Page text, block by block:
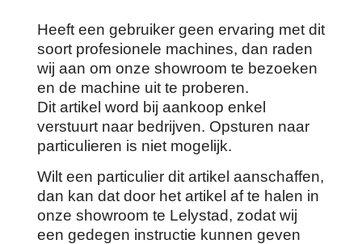
Heeft een gebruiker geen ervaring met dit
soort profesionele machines, dan raden
wij aan om onze showroom te bezoeken
en de machine uit te proberen.
Dit artikel word bij aankoop enkel
verstuurt naar bedrijven. Opsturen naar
particulieren is niet mogelijk.
Wilt een particulier dit artikel aanschaffen,
dan kan dat door het artikel af te halen in
onze showroom te Lelystad, zodat wij
een gedegen instructie kunnen geven